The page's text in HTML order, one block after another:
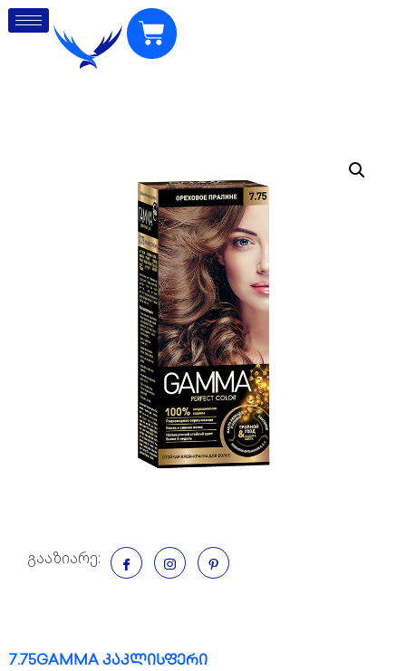
გააზიარე:
7.75GAMMA კაკლისფერი